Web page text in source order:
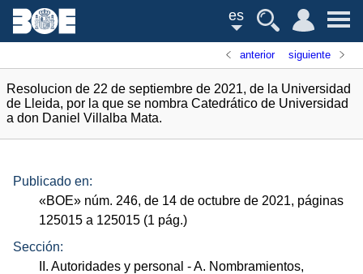
es
anterior siguiente
Resolucion de 22 de septiembre de 2021, de la Universidad
de Lleida, por la que se nombra Catedrático de Universidad
a don Daniel Villalba Mata.
Publicado en:
«BOE» núm. 246, de 14 de octubre de 2021, páginas
125015 a 125015 (1 pág.)
Sección:
II. Autoridades y personal - A. Nombramientos,